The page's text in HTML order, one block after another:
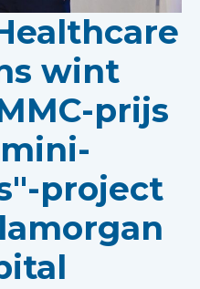
wint
prijs
project